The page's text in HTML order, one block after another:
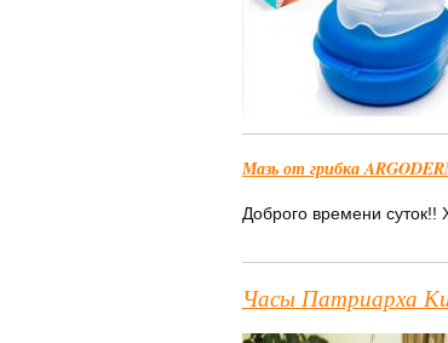
Мазь от грибка
Доброго времени суток!!
Часы Патриарха